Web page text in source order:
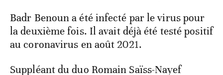
Badr Benoun a été infecté par le virus pour
la deuxième fois. Il avait déjà été testé positif
au coronavirus en août 2021.
Suppléant du duo Romain Saïss-Nayef